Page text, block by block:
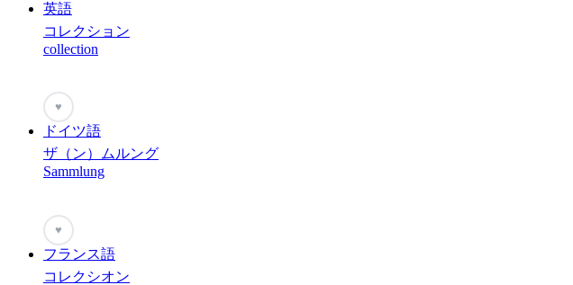
英語
コレクション
collection
♥
ドイツ語
ザ（ン）ムルング
Sammlung
♥
フランス語
コレクシオン